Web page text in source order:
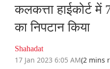
कलकत्ता हाईकोर्ट में
का निपटान किया
Shahadat
17 Jan 2023 6:05 AM(2 mins